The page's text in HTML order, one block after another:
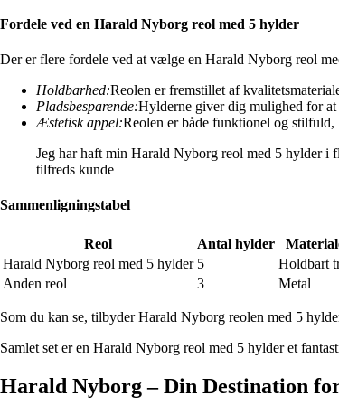
Fordele ved en Harald Nyborg reol med 5 hylder
Der er flere fordele ved at vælge en Harald Nyborg reol
Holdbarhed:Reolen er fremstillet af
Pladsbesparende:Hylderne giver dig mulighed for
Æstetisk appel:Reolen er både funktionel og
Jeg har haft min Harald Nyborg reol med 5 hylder i
tilfreds kunde
Sammenligningstabel
Reol Antal hylder
Harald Nyborg reol med 5 hylder 5
Holdbart
Anden reol
3 Metal
Som du kan se, tilbyder Harald Nyborg reolen med 5
Samlet set er en Harald Nyborg reol med 5 hylder et
Harald Nyborg – Din Destination